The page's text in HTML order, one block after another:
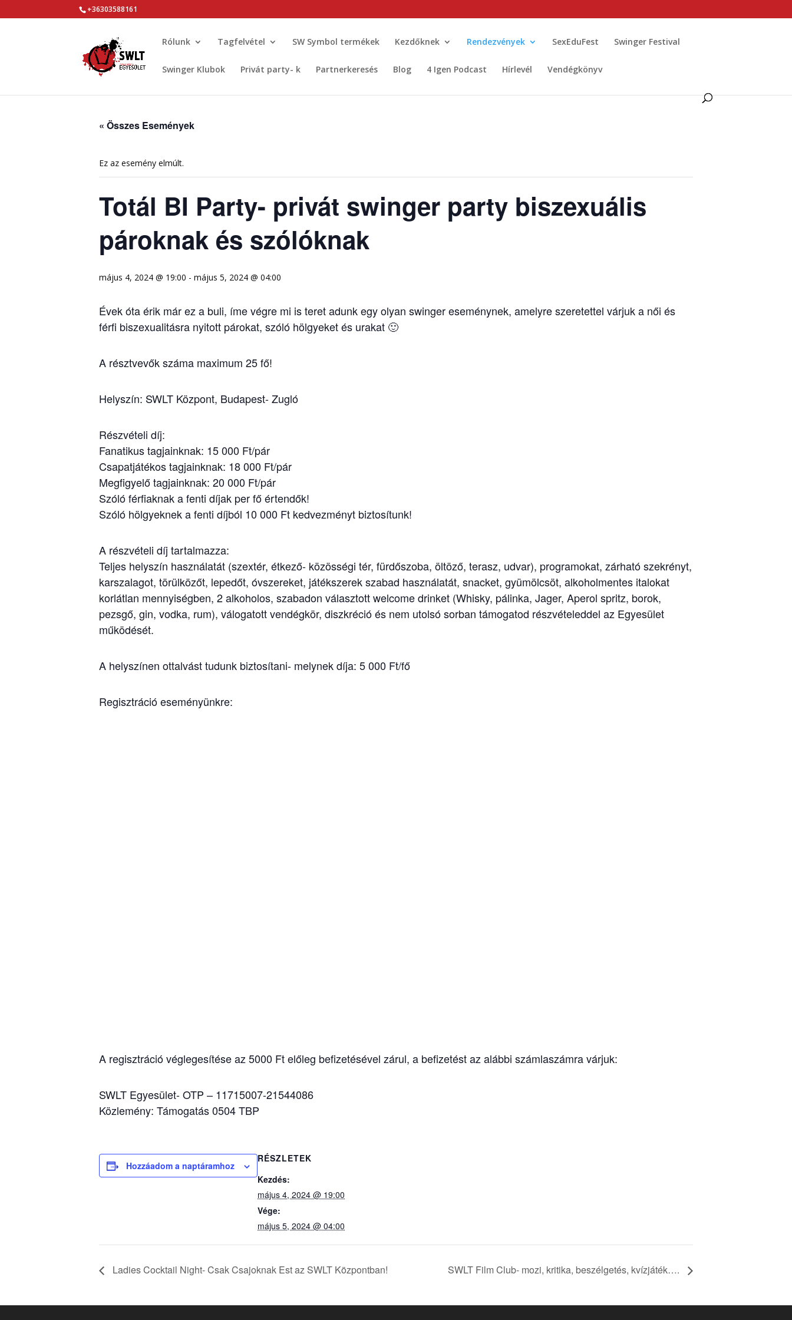
+36303588161
Rólunk Tagfelvétel SW Symbol termékek Kezdőknek Rendezvények SexEduFest Swinger Festival
Swinger Klubok Privát party- k Partnerkeresés Blog 4 Igen Podcast Hírlevél Vendégkönyv
« Összes Események
Ez az esemény elmúlt.
Totál BI Party- privát swinger party biszexuális
pároknak és szólóknak
május 4, 2024 @ 19:00 - május 5, 2024 @ 04:00
Évek óta érik már ez a buli, íme végre mi is teret adunk egy olyan swinger eseménynek, amelyre szeretettel várjuk a női és
férfi biszexualitásra nyitott párokat, szóló hölgyeket és urakat 🙂
A résztvevők száma maximum 25 fő!
Helyszín: SWLT Központ, Budapest- Zugló
Részvételi díj:
Fanatikus tagjainknak: 15 000 Ft/pár
Csapatjátékos tagjainknak: 18 000 Ft/pár
Megfigyelő tagjainknak: 20 000 Ft/pár
Szóló férfiaknak a fenti díjak per fő értendők!
Szóló hölgyeknek a fenti díjból 10 000 Ft kedvezményt biztosítunk!
A részvételi díj tartalmazza:
Teljes helyszín használatát (szextér, étkező- közösségi tér, fürdőszoba, öltöző, terasz, udvar), programokat, zárható szekrényt,
karszalagot, törülközőt, lepedőt, óvszereket, játékszerek szabad használatát, snacket, gyümölcsöt, alkoholmentes italokat
korlátlan mennyiségben, 2 alkoholos, szabadon választott welcome drinket (Whisky, pálinka, Jager, Aperol spritz, borok,
pezsgő, gin, vodka, rum), válogatott vendégkör, diszkréció és nem utolsó sorban támogatod részvételeddel az Egyesület
működését.
A helyszínen ottalvást tudunk biztosítani- melynek díja: 5 000 Ft/fő
Regisztráció eseményünkre:
A regisztráció véglegesítése az 5000 Ft előleg befizetésével zárul, a befizetést az alábbi számlaszámra várjuk:
SWLT Egyesület- OTP – 11715007-21544086
Közlemény: Támogatás 0504 TBP
Hozzáadom a naptáramhoz
RÉSZLETEK
Kezdés:
május 4, 2024 @ 19:00
Vége:
május 5, 2024 @ 04:00
Ladies Cocktail Night- Csak Csajoknak Est az SWLT Központban! SWLT Film Club- mozi, kritika, beszélgetés, kvízjáték….